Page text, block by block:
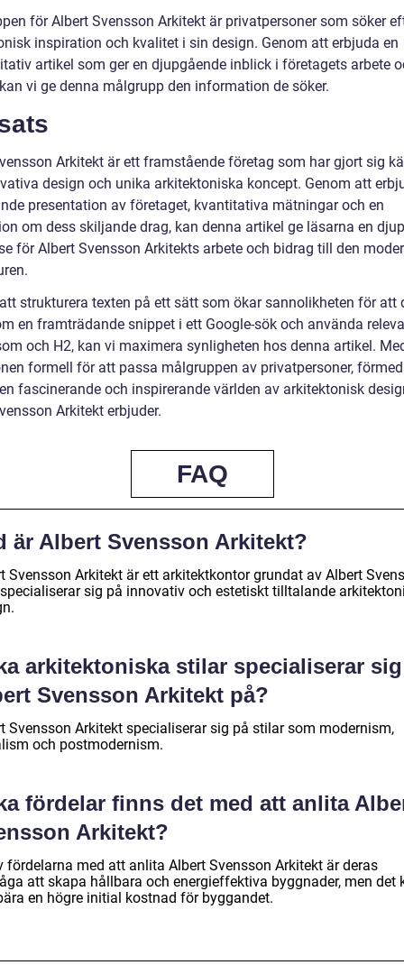
för Albert Svensson Arkitekt är privatpersoner som söker
inspiration och kvalitet i sin design. Genom att erbjuda en
artikel som ger en djupgående inblick i företagets arbete
vi ge denna målgrupp den information de söker.
Arkitekt är ett framstående företag som har gjort sig
design och unika arkitektoniska koncept. Genom att
presentation av företaget, kvantitativa mätningar och en
om dess skiljande drag, kan denna artikel ge läsarna en
för Albert Svensson Arkitekts arbete och bidrag till den
strukturera texten på ett sätt som ökar sannolikheten för att
en framträdande snippet i ett Google-sök och använda
och H2, kan vi maximera synligheten hos denna artikel.
formell för att passa målgruppen av privatpersoner,
fascinerande och inspirerande världen av arkitektonisk
Arkitekt erbjuder.
FAQ
är Albert Svensson Arkitekt?
Svensson Arkitekt är ett arkitektkontor grundat av Albert
sig på innovativ och estetiskt tilltalande
arkitektoniska stilar specialiserar sig
Svensson Arkitekt på?
Svensson Arkitekt specialiserar sig på stilar som modernism,
och postmodernism.
fördelar finns det med att anlita
Arkitekt?
fördelarna med att anlita Albert Svensson Arkitekt är deras
att skapa hållbara och energieffektiva byggnader, men det
en högre initial kostnad för byggandet.